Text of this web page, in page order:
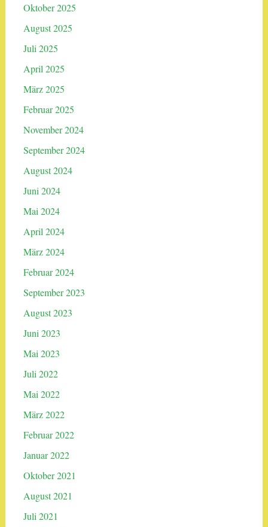
Oktober 2025
August 2025
Juli 2025
April 2025
März 2025
Februar 2025
November 2024
September 2024
August 2024
Juni 2024
Mai 2024
April 2024
März 2024
Februar 2024
September 2023
August 2023
Juni 2023
Mai 2023
Juli 2022
Mai 2022
März 2022
Februar 2022
Januar 2022
Oktober 2021
August 2021
Juli 2021